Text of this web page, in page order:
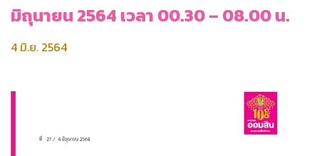
มิถุนายน 2564 เวลา 00.30 – 08.00 น.
4 มิ.ย. 2564